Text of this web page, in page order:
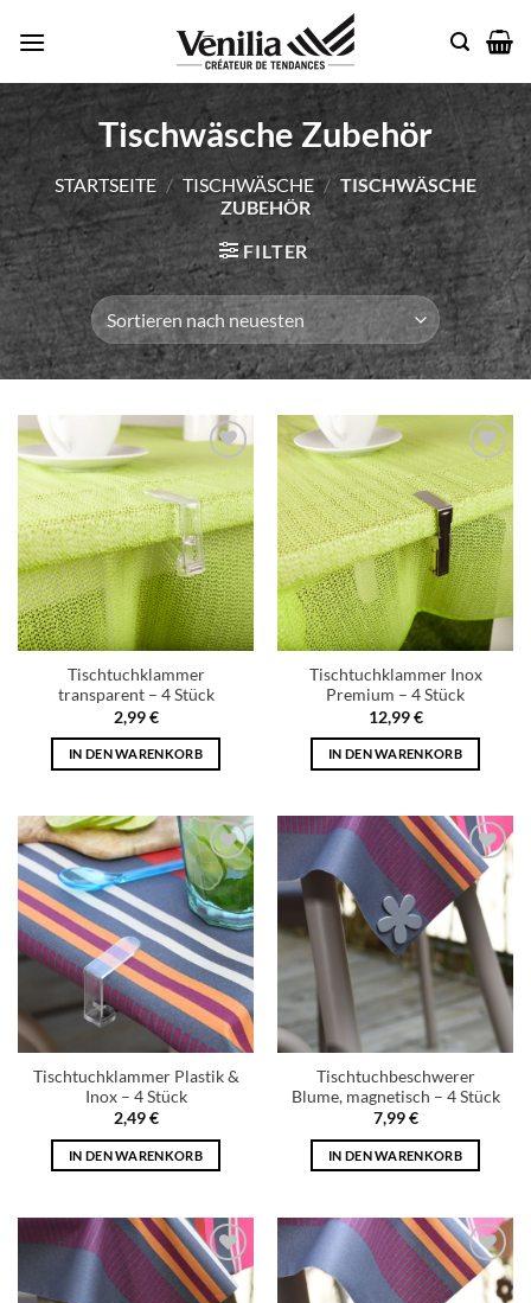
Inhalt
Tischwäsche Zubehör
STARTSEITE / TISCHWÄSCHE / TISCHWÄSCHE
ZUBEHÖR
FILTER
Add to
wishlist
Tischtuchklammer
transparent – 4 Stück
2,99€
IN DEN WARENKORB
Add to
wishlist
Tischtuchklammer Inox
Premium – 4 Stück
12,99€
IN DEN WARENKORB
Add to
wishlist
Tischtuchklammer Plastik &
Inox – 4 Stück
2,49€
IN DEN WARENKORB
Add to
wishlist
Tischtuchbeschwerer
Blume, magnetisch – 4 Stück
7,99€
IN DEN WARENKORB
Add to
wishlist
Add to
wishlist